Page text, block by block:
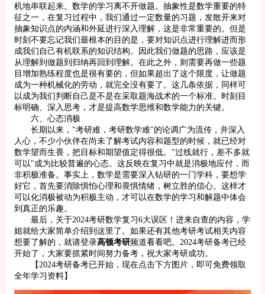
机地串联起来。数学的学习离不开做题。抽象性是数学重要的特
征之一，在复习过程中，我们通过一定数量的习题，发散开来对
抽象知识点的内涵和外延进行深入理解，这是非常重要的。但是
时刻不要忘记我们最根本的目的是，要对知识点进行理解进而形
成我们自己有机联系的知识结构。因此我们做题的思路，应该是
从理解到做题到归纳再回到理解。在此之外，则需要再做一些题
目增加熟练程度也是很有要的，但如果超出了这个限度，让做题
成为一种机械化的劳动，就完全没有要了。这几条依据，同样可
以成为我们判断自己是不是在采取题海战术的一个标准。时刻目
标明确、深入思考，才是提高数学思维和数学能力的关键。
六、心态消极
长期以来，"考研难，考研数学难"的论调广为流传，并深入
人心，不少小伙伴在尚未了解考试内容和题型的时候，就已经对
数学望而生畏，把目标和期望值定得很低。"过线就行，差不多就
可以"成为比较普遍的心态。这反映在复习中就是消极地应付，而
非积极准备。事实上，数学是需要深入钻研的一门学科，要想学
好它，首先要消除惧怕心理和畏惧情绪，树立胜的信心。这样才
可以化消极被动为积极主动，才可以在数学的学习和解题中体会
到真正的乐趣。
最后，关于2024考研数学复习6大误区！进来自查的内容，学
姐就给大家简单介绍到这里了。如果还有其他考研考试相关内容
想要了解的，就请登录高顿考研频道看看吧。2024考研备考已经
开始了，大家要抓紧时间努力备考，祝大家考研成功。
【2024考研备考已开始，现在点击下方图片，即可免费领取
全年学习资料】